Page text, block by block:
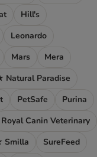
Hill's
Leonardo
Mars
Mera
Natural Paradise
PetSafe
Purina
Royal Canin Veterinary
Smilla
SureFeed